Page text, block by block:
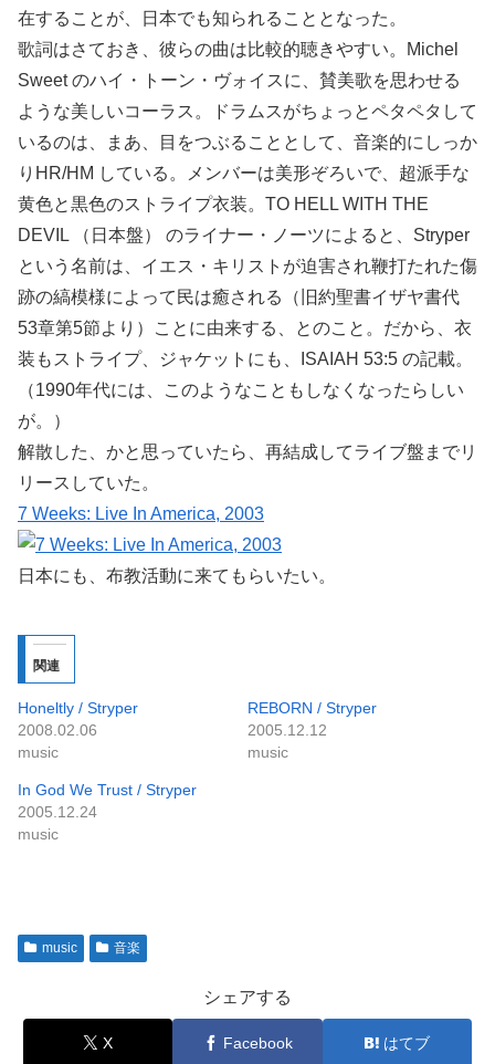
在することが、日本でも知られることとなった。
歌詞はさておき、彼らの曲は比較的聴きやすい。Michel
Sweet のハイ・トーン・ヴォイスに、賛美歌を思わせる
ような美しいコーラス。ドラムスがちょっとペタペタして
いるのは、まあ、目をつぶることとして、音楽的にしっか
りHR/HM している。メンバーは美形ぞろいで、超派手な
黄色と黒色のストライプ衣装。TO HELL WITH THE
DEVIL （日本盤） のライナー・ノーツによると、Stryper
という名前は、イエス・キリストが迫害され鞭打たれた傷
跡の縞模様によって民は癒される（旧約聖書イザヤ書代
53章第5節より）ことに由来する、とのこと。だから、衣
装もストライプ、ジャケットにも、ISAIAH 53:5 の記載。
（1990年代には、このようなこともしなくなったらしい
が。）
解散した、かと思っていたら、再結成してライブ盤までリ
リースしていた。
7 Weeks: Live In America, 2003
日本にも、布教活動に来てもらいたい。
関連
Honeltly / Stryper
2008.02.06
music
REBORN / Stryper
2005.12.12
music
In God We Trust / Stryper
2005.12.24
music
music 音楽
シェアする
X Facebook はてブ